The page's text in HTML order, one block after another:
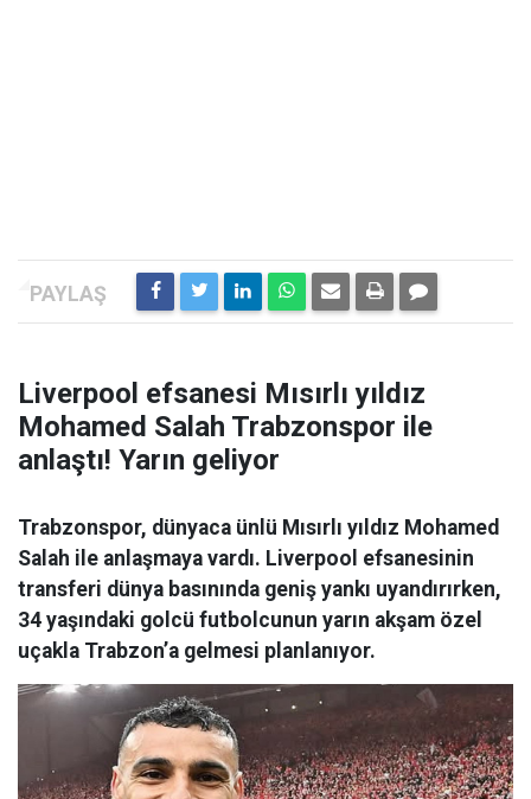
Liverpool efsanesi Mısırlı yıldız
Mohamed Salah Trabzonspor ile
anlaştı! Yarın geliyor
Trabzonspor, dünyaca ünlü Mısırlı yıldız Mohamed
Salah ile anlaşmaya vardı. Liverpool efsanesinin
transferi dünya basınında geniş yankı uyandırırken,
34 yaşındaki golcü futbolcunun yarın akşam özel
uçakla Trabzon’a gelmesi planlanıyor.